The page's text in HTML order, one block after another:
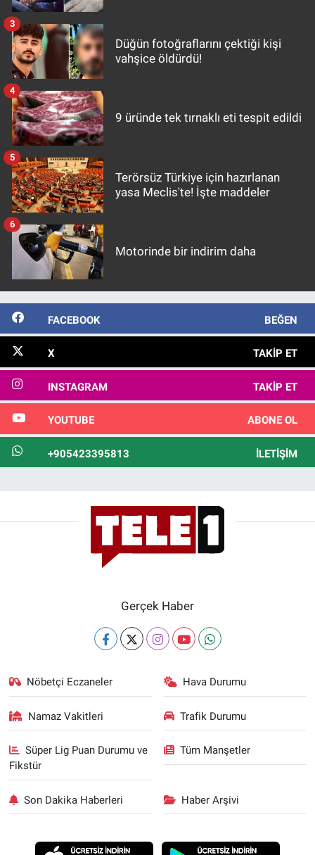
Düğün fotoğraflarını çektiği kişi
vahşice öldürdü!
3
9 üründe tek tırnaklı eti tespit edildi
4
Terörsüz Türkiye için hazırlanan
yasa Meclis'te! İşte maddeler
5
Motorinde bir indirim daha
6
FACEBOOK BEĞEN
X TAKIP ET
INSTAGRAM TAKIP ET
YOUTUBE ABONE OL
+905423395813 İLETIŞIM
Gerçek Haber
Nöbetçi Eczaneler Hava Durumu
Namaz Vakitleri Trafik Durumu
Süper Lig Puan Durumu ve
Fikstür
Tüm Manşetler
Son Dakika Haberleri Haber Arşivi